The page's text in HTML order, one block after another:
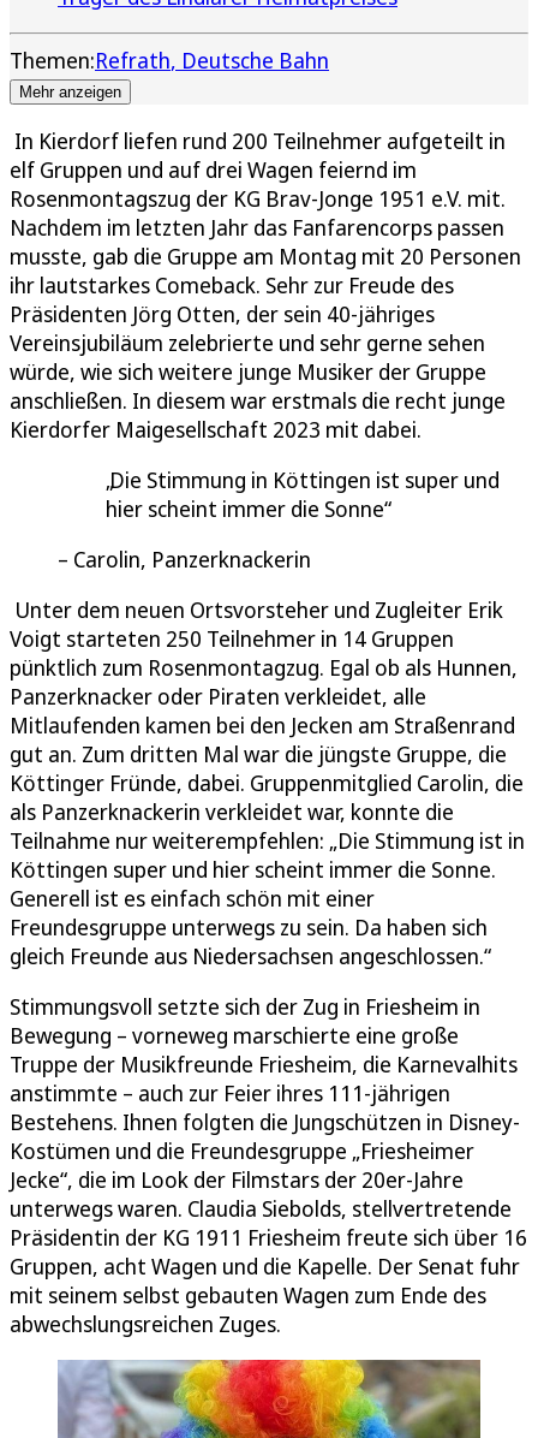
Themen:Refrath Deutsche Bahn
Mehr anzeigen
In Kierdorf liefen rund 200 Teilnehmer aufgeteilt in
elf Gruppen und auf drei Wagen feiernd im
Rosenmontagszug der KG Brav-Jonge 1951 e.V. mit.
Nachdem im letzten Jahr das Fanfarencorps passen
musste, gab die Gruppe am Montag mit 20 Personen
ihr lautstarkes Comeback. Sehr zur Freude des
Präsidenten Jörg Otten, der sein 40-jähriges
Vereinsjubiläum zelebrierte und sehr gerne sehen
würde, wie sich weitere junge Musiker der Gruppe
anschließen. In diesem war erstmals die recht junge
Kierdorfer Maigesellschaft 2023 mit dabei.
Die Stimmung in Köttingen ist super und
hier scheint immer die Sonne
Carolin, Panzerknackerin
Unter dem neuen Ortsvorsteher und Zugleiter Erik
Voigt starteten 250 Teilnehmer in 14 Gruppen
pünktlich zum Rosenmontagzug. Egal ob als Hunnen,
Panzerknacker oder Piraten verkleidet, alle
Mitlaufenden kamen bei den Jecken am Straßenrand
gut an. Zum dritten Mal war die jüngste Gruppe, die
Köttinger Fründe, dabei. Gruppenmitglied Carolin, die
als Panzerknackerin verkleidet war, konnte die
Teilnahme nur weiterempfehlen: „Die Stimmung ist in
Köttingen super und hier scheint immer die Sonne.
Generell ist es einfach schön mit einer
Freundesgruppe unterwegs zu sein. Da haben sich
gleich Freunde aus Niedersachsen angeschlossen.“
Stimmungsvoll setzte sich der Zug in Friesheim in
Bewegung – vorneweg marschierte eine große
Truppe der Musikfreunde Friesheim, die Karnevalhits
anstimmte – auch zur Feier ihres 111-jährigen
Bestehens. Ihnen folgten die Jungschützen in Disney-
Kostümen und die Freundesgruppe „Friesheimer
Jecke“, die im Look der Filmstars der 20er-Jahre
unterwegs waren. Claudia Siebolds, stellvertretende
Präsidentin der KG 1911 Friesheim freute sich über 16
Gruppen, acht Wagen und die Kapelle. Der Senat fuhr
mit seinem selbst gebauten Wagen zum Ende des
abwechslungsreichen Zuges.